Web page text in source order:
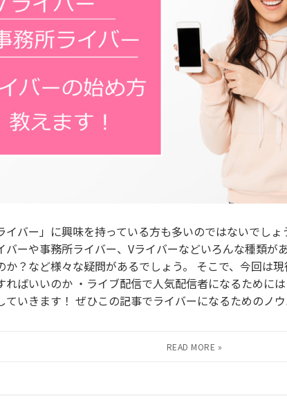
イバー」に興味を持っている方も多いのではないでし
バーや事務所ライバー、Vライバーなどいろんな種類が
か？など様々な疑問があるでしょう。 そこで、今回は
ればいいのか ・ライブ配信で人気配信者になるために
ていきます！ ぜひこの記事でライバーになるためのノ